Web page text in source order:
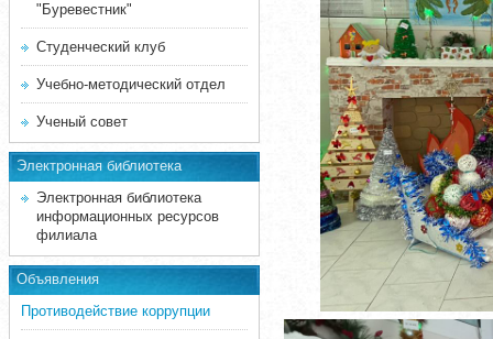
"Буревестник"
Студенческий клуб
Учебно-методический отдел
Ученый совет
Электронная библиотека
Электронная библиотека
информационных ресурсов
филиала
Объявления
Противодействие коррупции